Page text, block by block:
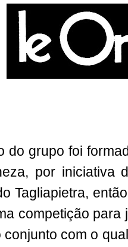
do grupo foi
por iniciativa
Tagliapietra,
competição
conjunto com o